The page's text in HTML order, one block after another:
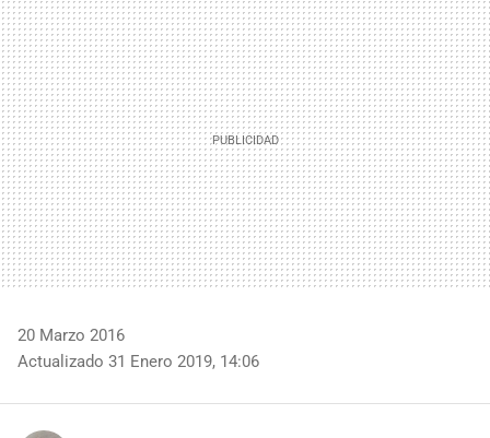
MAIL
20 Marzo 2016
Actualizado 31 Enero 2019, 14:06